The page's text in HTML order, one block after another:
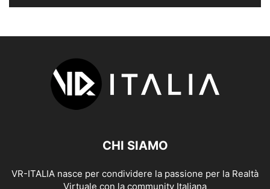
CHI SIAMO
VR-ITALIA nasce per condividere la passione per la Realtà
Virtuale con la community Italiana